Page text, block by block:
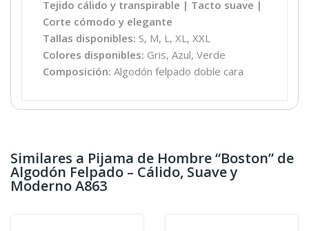
Tejido cálido y transpirable | Tacto suave |
Corte cómodo y elegante
Tallas disponibles: S, M, L, XL, XXL
Colores disponibles: Gris, Azul, Verde
Composición: Algodón felpado doble cara
Similares a Pijama de Hombre “Boston” de
Algodón Felpado – Cálido, Suave y
Moderno A863